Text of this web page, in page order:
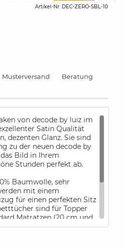
Artikel-Nr: DEC-ZERO-SBL-10
Musterversand
Beratung
von decode by luiz im
Satin Qualität
dezenten Glanz. Sie sind
zu der neuen decode by
Bild in Ihrem
Stunden perfekt ab.
Baumwolle, sehr
mit einem
für einen perfekten Sitz
sind für Topper
Matratzen (20 cm und